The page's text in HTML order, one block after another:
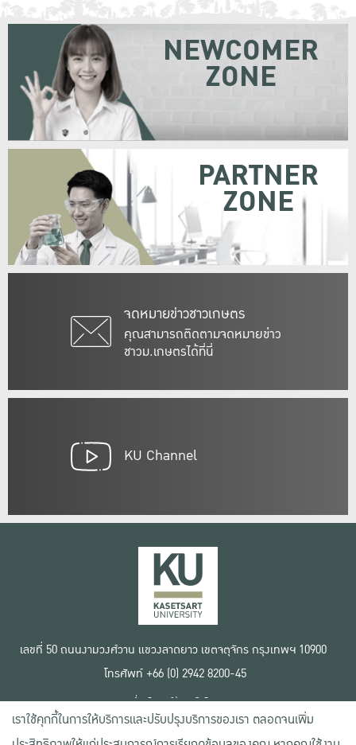
จดหมายข่าวชาวเกษตร
คุณสามารถติดตามจดหมายข่าว
ชาวม.เกษตรได้ที่นี่
NEWCOMER
ZONE
PARTNER
ZONE
KU Channel
เลขที่ 50 ถนนงามวงศ์วาน แขวงลาดยาว เขตจตุจักร กรุงเทพฯ 10900
โทรศัพท์ +66 (0) 2942 8200-45
เงื่อนไขการใช้งานเว็บไซต์
ข้อตกลงด้านสิทธิ์ใช้งาน
นโยบายความเป็นส่วนตัว
เราใช้คุกกี้ในการให้บริการและปรับปรุงบริการของเรา ตลอดจนเพิ่ม